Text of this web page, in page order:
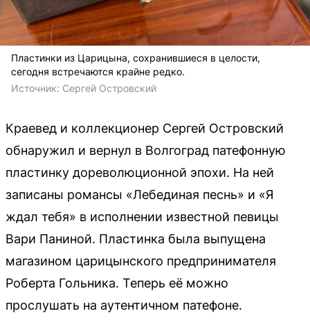
Пластинки из Царицына, сохранившиеся в целости,
сегодня встречаются крайне редко.
Источник: Сергей Островский
Краевед и коллекционер Сергей Островский
обнаружил и вернул в Волгоград патефонную
пластинку дореволюционной эпохи. На ней
записаны романсы «Лебединая песнь» и «Я
ждал тебя» в исполнении известной певицы
Вари Паниной. Пластинка была выпущена
магазином царицынского предпринимателя
Роберта Гольника. Теперь её можно
прослушать на аутентичном патефоне.